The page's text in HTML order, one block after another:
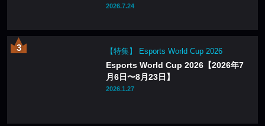
2026.7.24
【特集】 Esports World Cup 2026
Esports World Cup 2026【2026年7
月6日〜8月23日】
2026.1.27